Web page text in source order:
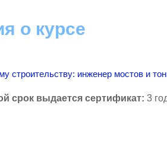
о курсе
строительству: инженер мостов и
срок выдается сертификат: 3